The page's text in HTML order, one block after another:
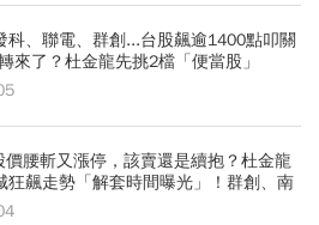
科、聯電、群創...台股飆逾1400點叩關
來了？杜金龍先挑2檔「便當股」
價腰斬又漲停，該賣還是續抱？杜金龍
狂飆走勢「解套時間曝光」！群創、南